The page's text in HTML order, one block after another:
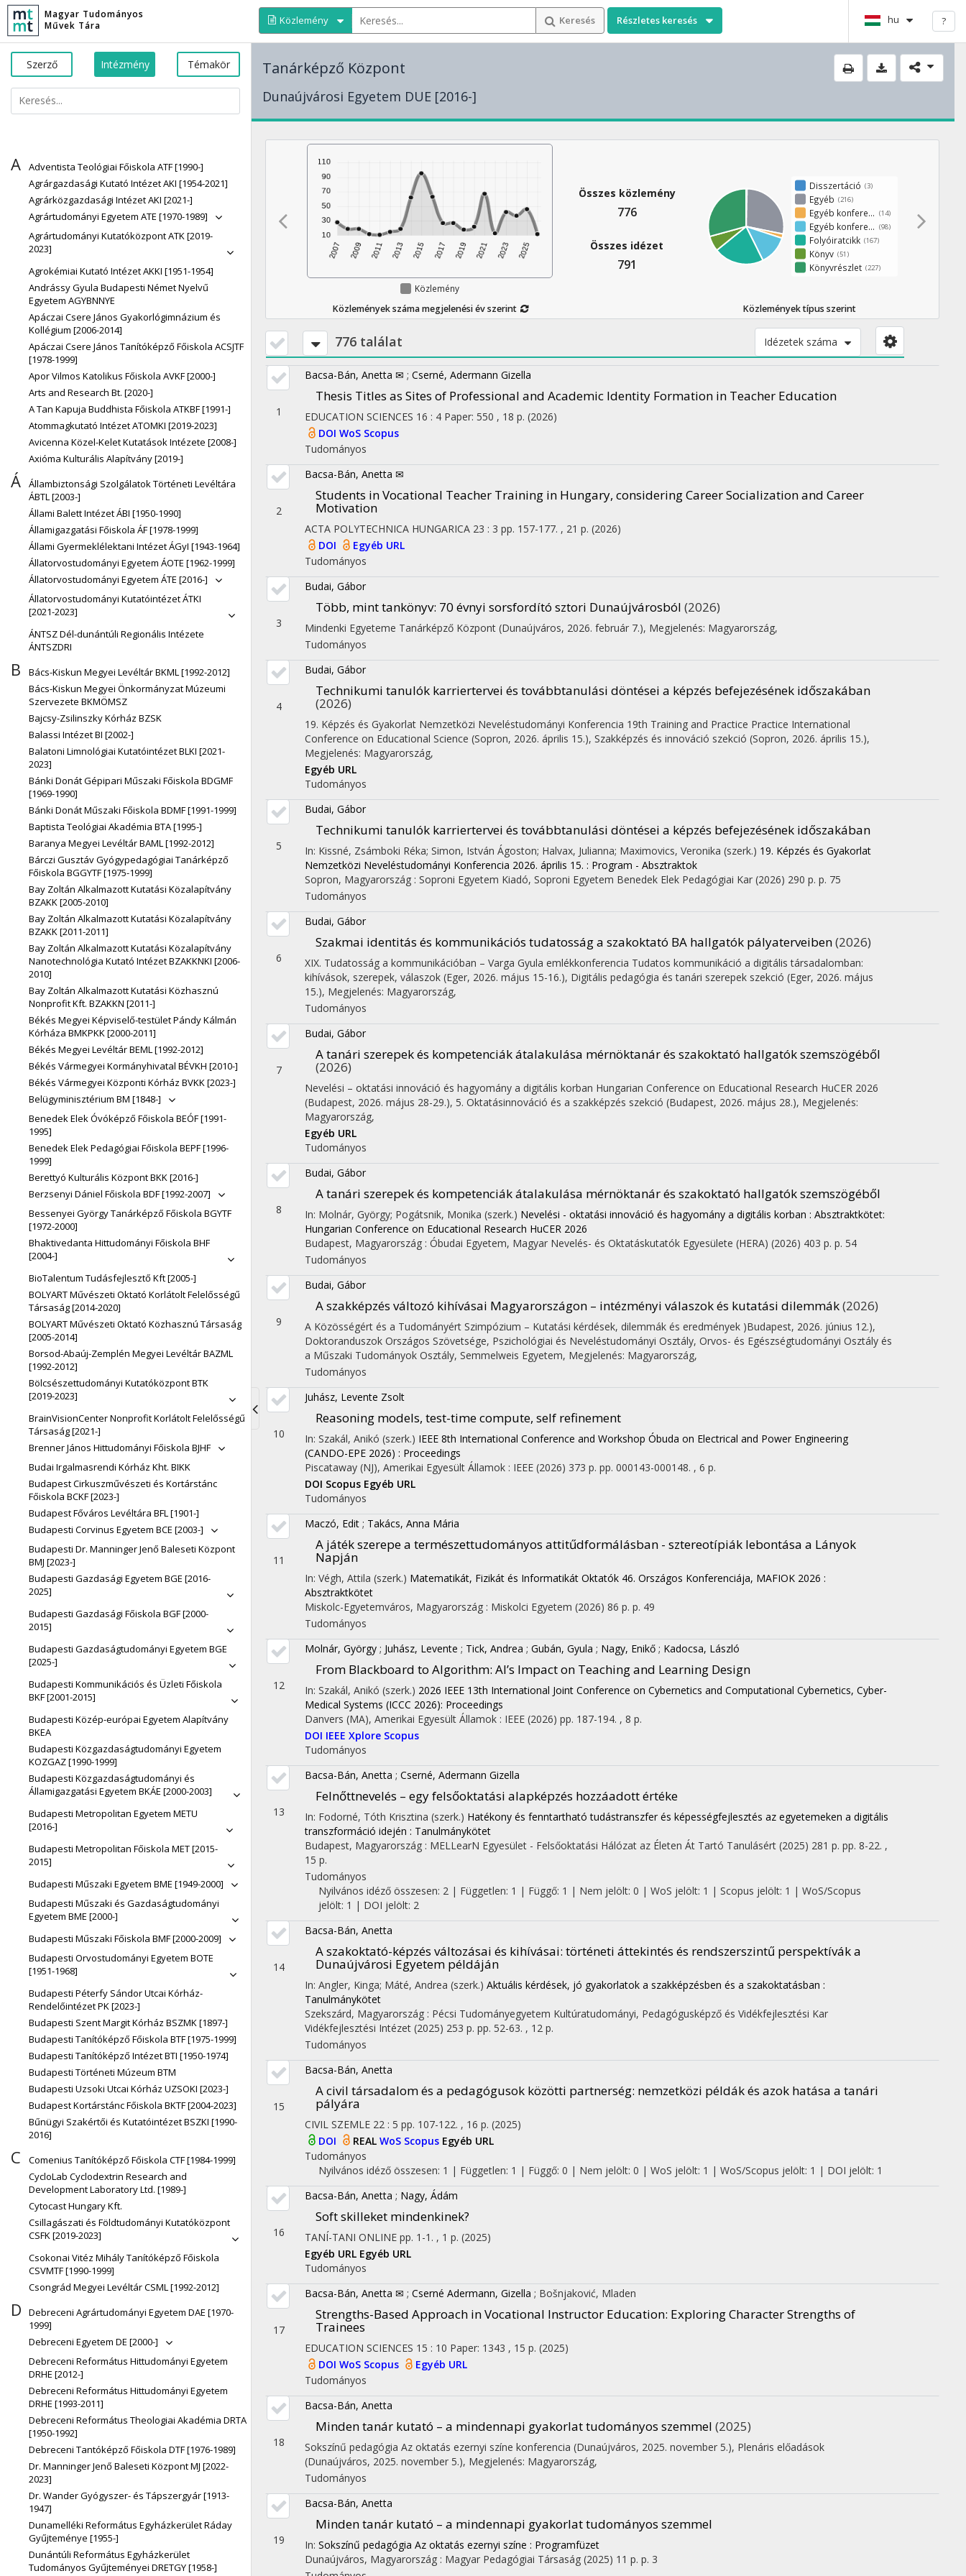
Toggle
navigation
Magyar Tudományos
Művek Tára
Közlemény Keresés Részletes keresés hu ?
Szerző Intézmény Témakör
A
Adventista Teológiai Főiskola ATF [1990-]
Agrárgazdasági Kutató Intézet AKI [1954-2021]
Agrárközgazdasági Intézet AKI [2021-]
Agrártudományi Egyetem ATE [1970-1989]
Agrártudományi Kutatóközpont ATK [2019-
2023]
Agrokémiai Kutató Intézet AKKI [1951-1954]
Andrássy Gyula Budapesti Német Nyelvű
Egyetem AGYBNNYE
Apáczai Csere János Gyakorlógimnázium és
Kollégium [2006-2014]
Apáczai Csere János Tanítóképző Főiskola ACSJTF
[1978-1999]
Apor Vilmos Katolikus Főiskola AVKF [2000-]
Arts and Research Bt. [2020-]
A Tan Kapuja Buddhista Főiskola ATKBF [1991-]
Atommagkutató Intézet ATOMKI [2019-2023]
Avicenna Közel-Kelet Kutatások Intézete [2008-]
Axióma Kulturális Alapítvány [2019-]
Á
Állambiztonsági Szolgálatok Történeti Levéltára
ÁBTL [2003-]
Állami Balett Intézet ÁBI [1950-1990]
Államigazgatási Főiskola ÁF [1978-1999]
Állami Gyermeklélektani Intézet ÁGyI [1943-1964]
Állatorvostudományi Egyetem ÁOTE [1962-1999]
Állatorvostudományi Egyetem ÁTE [2016-]
Állatorvostudományi Kutatóintézet ÁTKI
[2021-2023]
ÁNTSZ Dél-dunántúli Regionális Intézete
ÁNTSZDRI
B
Bács-Kiskun Megyei Levéltár BKML [1992-2012]
Bács-Kiskun Megyei Önkormányzat Múzeumi
Szervezete BKMÖMSZ
Bajcsy-Zsilinszky Kórház BZSK
Balassi Intézet BI [2002-]
Balatoni Limnológiai Kutatóintézet BLKI [2021-
2023]
Bánki Donát Gépipari Műszaki Főiskola BDGMF
[1969-1990]
Bánki Donát Műszaki Főiskola BDMF [1991-1999]
Baptista Teológiai Akadémia BTA [1995-]
Baranya Megyei Levéltár BAML [1992-2012]
Bárczi Gusztáv Gyógypedagógiai Tanárképző
Főiskola BGGYTF [1975-1999]
Bay Zoltán Alkalmazott Kutatási Közalapítvány
BZAKK [2005-2010]
Bay Zoltán Alkalmazott Kutatási Közalapítvány
BZAKK [2011-2011]
Bay Zoltán Alkalmazott Kutatási Közalapítvány
Nanotechnológia Kutató Intézet BZAKKNKI [2006-
2010]
Bay Zoltán Alkalmazott Kutatási Közhasznú
Nonprofit Kft. BZAKKN [2011-]
Békés Megyei Képviselő-testület Pándy Kálmán
Kórháza BMKPKK [2000-2011]
Békés Megyei Levéltár BEML [1992-2012]
Békés Vármegyei Kormányhivatal BÉVKH [2010-]
Békés Vármegyei Központi Kórház BVKK [2023-]
Belügyminisztérium BM [1848-]
Benedek Elek Óvóképző Főiskola BEÓF [1991-
1995]
Benedek Elek Pedagógiai Főiskola BEPF [1996-
1999]
Berettyó Kulturális Központ BKK [2016-]
Berzsenyi Dániel Főiskola BDF [1992-2007]
Bessenyei György Tanárképző Főiskola BGYTF
[1972-2000]
Bhaktivedanta Hittudományi Főiskola BHF
[2004-]
BioTalentum Tudásfejlesztő Kft [2005-]
BOLYART Művészeti Oktató Korlátolt Felelősségű
Társaság [2014-2020]
BOLYART Művészeti Oktató Közhasznú Társaság
[2005-2014]
Borsod-Abaúj-Zemplén Megyei Levéltár BAZML
[1992-2012]
Bölcsészettudományi Kutatóközpont BTK
[2019-2023]
BrainVisionCenter Nonprofit Korlátolt Felelősségű
Társaság [2021-]
Brenner János Hittudományi Főiskola BJHF
Budai Irgalmasrendi Kórház Kht. BIKK
Budapest Cirkuszművészeti és Kortárstánc
Főiskola BCKF [2023-]
Budapest Főváros Levéltára BFL [1901-]
Budapesti Corvinus Egyetem BCE [2003-]
Budapesti Dr. Manninger Jenő Baleseti Központ
BMJ [2023-]
Budapesti Gazdasági Egyetem BGE [2016-
2025]
Budapesti Gazdasági Főiskola BGF [2000-
2015]
Budapesti Gazdaságtudományi Egyetem BGE
[2025-]
Budapesti Kommunikációs és Üzleti Főiskola
BKF [2001-2015]
Budapesti Közép-európai Egyetem Alapítvány
BKEA
Budapesti Közgazdaságtudományi Egyetem
KOZGAZ [1990-1999]
Budapesti Közgazdaságtudományi és
Államigazgatási Egyetem BKÁE [2000-2003]
Budapesti Metropolitan Egyetem METU
[2016-]
Budapesti Metropolitan Főiskola MET [2015-
2015]
Budapesti Műszaki Egyetem BME [1949-2000]
Budapesti Műszaki és Gazdaságtudományi
Egyetem BME [2000-]
Budapesti Műszaki Főiskola BMF [2000-2009]
Budapesti Orvostudományi Egyetem BOTE
[1951-1968]
Budapesti Péterfy Sándor Utcai Kórház-
Rendelőintézet PK [2023-]
Budapesti Szent Margit Kórház BSZMK [1897-]
Budapesti Tanítóképző Főiskola BTF [1975-1999]
Budapesti Tanítóképző Intézet BTI [1950-1974]
Budapesti Történeti Múzeum BTM
Budapesti Uzsoki Utcai Kórház UZSOKI [2023-]
Budapest Kortárstánc Főiskola BKTF [2004-2023]
Bűnügyi Szakértői és Kutatóintézet BSZKI [1990-
2016]
C
Comenius Tanítóképző Főiskola CTF [1984-1999]
CycloLab Cyclodextrin Research and
Development Laboratory Ltd. [1989-]
Cytocast Hungary Kft.
Csillagászati és Földtudományi Kutatóközpont
CSFK [2019-2023]
Csokonai Vitéz Mihály Tanítóképző Főiskola
CSVMTF [1990-1999]
Csongrád Megyei Levéltár CSML [1992-2012]
D
Debreceni Agrártudományi Egyetem DAE [1970-
1999]
Debreceni Egyetem DE [2000-]
Debreceni Református Hittudományi Egyetem
DRHE [2012-]
Debreceni Református Hittudományi Egyetem
DRHE [1993-2011]
Debreceni Református Theologiai Akadémia DRTA
[1950-1992]
Debreceni Tantóképző Főiskola DTF [1976-1989]
Dr. Manninger Jenő Baleseti Központ MJ [2022-
2023]
Dr. Wander Gyógyszer- és Tápszergyár [1913-
1947]
Dunamelléki Református Egyházkerület Ráday
Gyűjteménye [1955-]
Dunántúli Református Egyházkerület
Tudományos Gyűjteményei DRETGY [1958-]
Tanárképző Központ
Dunaújvárosi Egyetem DUE [2016-]
Közlemény
Közlemények száma megjelenési év szerint
Összes közlemény
776
Összes idézet
791
Disszertáció (3)
Egyéb (216)
(14)
(98)
Folyóiratcikk (167)
Könyv (51)
Könyvrészlet (227)
Közlemények típus szerint
776 találat Idézetek száma
1
Bacsa-Bán, Anetta ✉ ; Cserné, Adermann Gizella
Thesis Titles as Sites of Professional and Academic Identity Formation in Teacher Education
EDUCATION SCIENCES 16 : 4 Paper: 550 , 18 p. (2026)
DOI WoS Scopus
Tudományos
2
Bacsa-Bán, Anetta ✉
Students in Vocational Teacher Training in Hungary, considering Career Socialization and Career
Motivation
ACTA POLYTECHNICA HUNGARICA 23 : 3 pp. 157-177. , 21 p. (2026)
DOI
Egyéb URL
Tudományos
3
Budai, Gábor
Több, mint tankönyv: 70 évnyi sorsfordító sztori Dunaújvárosból (2026)
Mindenki Egyeteme Tanárképző Központ (Dunaújváros, 2026. február 7.), Megjelenés: Magyarország,
Tudományos
4
Budai, Gábor
Technikumi tanulók karriertervei és továbbtanulási döntései a képzés befejezésének időszakában
(2026)
19. Képzés és Gyakorlat Nemzetközi Neveléstudományi Konferencia 19th Training and Practice Practice International
Conference on Educational Science (Sopron, 2026. április 15.), Szakképzés és innováció szekció (Sopron, 2026. április 15.),
Megjelenés: Magyarország,
Egyéb URL
Tudományos
5
Budai, Gábor
Technikumi tanulók karriertervei és továbbtanulási döntései a képzés befejezésének időszakában
In: Kissné, Zsámboki Réka; Simon, István Ágoston; Halvax, Julianna; Maximovics, Veronika (szerk.) 19. Képzés és Gyakorlat
Nemzetközi Neveléstudományi Konferencia 2026. április 15. : Program - Absztraktok
Sopron, Magyarország : Soproni Egyetem Kiadó, Soproni Egyetem Benedek Elek Pedagógiai Kar (2026) 290 p. p. 75
Tudományos
6
Budai, Gábor
Szakmai identitás és kommunikációs tudatosság a szakoktató BA hallgatók pályaterveiben(2026)
XIX. Tudatosság a kommunikációban – Varga Gyula emlékkonferencia Tudatos kommunikáció a digitális társadalomban:
kihívások, szerepek, válaszok (Eger, 2026. május 15-16.), Digitális pedagógia és tanári szerepek szekció (Eger, 2026. május
15.), Megjelenés: Magyarország,
Tudományos
7
Budai, Gábor
A tanári szerepek és kompetenciák átalakulása mérnöktanár és szakoktató hallgatók szemszögéből
(2026)
Nevelési – oktatási innováció és hagyomány a digitális korban Hungarian Conference on Educational Research HuCER 2026
(Budapest, 2026. május 28-29.), 5. Oktatásinnováció és a szakképzés szekció (Budapest, 2026. május 28.), Megjelenés:
Magyarország,
Egyéb URL
Tudományos
8
Budai, Gábor
A tanári szerepek és kompetenciák átalakulása mérnöktanár és szakoktató hallgatók szemszögéből
In: Molnár, György; Pogátsnik, Monika (szerk.) Nevelési - oktatási innováció és hagyomány a digitális korban : Absztraktkötet:
Hungarian Conference on Educational Research HuCER 2026
Budapest, Magyarország : Óbudai Egyetem, Magyar Nevelés- és Oktatáskutatók Egyesülete (HERA) (2026) 403 p. p. 54
Tudományos
9
Budai, Gábor
A szakképzés változó kihívásai Magyarországon – intézményi válaszok és kutatási dilemmák(2026)
A Közösségért és a Tudományért Szimpózium – Kutatási kérdések, dilemmák és eredmények )Budapest, 2026. június 12.),
Doktoranduszok Országos Szövetsége, Pszichológiai és Neveléstudományi Osztály, Orvos- és Egészségtudományi Osztály és
a Műszaki Tudományok Osztály, Semmelweis Egyetem, Megjelenés: Magyarország,
Tudományos
10
Juhász, Levente Zsolt
Reasoning models, test-time compute, self refinement
In: Szakál, Anikó (szerk.) IEEE 8th International Conference and Workshop Óbuda on Electrical and Power Engineering
(CANDO-EPE 2026) : Proceedings
Piscataway (NJ), Amerikai Egyesült Államok : IEEE (2026) 373 p. pp. 000143-000148. , 6 p.
DOI Scopus Egyéb URL
Tudományos
11
Maczó, Edit ; Takács, Anna Mária
A játék szerepe a természettudományos attitűdformálásban - sztereotípiák lebontása a Lányok
Napján
In: Végh, Attila (szerk.) Matematikát, Fizikát és Informatikát Oktatók 46. Országos Konferenciája, MAFIOK 2026 :
Absztraktkötet
Miskolc-Egyetemváros, Magyarország : Miskolci Egyetem (2026) 86 p. p. 49
Tudományos
12
Molnár, György ; Juhász, Levente ; Tick, Andrea ; Gubán, Gyula ; Nagy, Enikő ; Kadocsa, László
From Blackboard to Algorithm: AI’s Impact on Teaching and Learning Design
In: Szakál, Anikó (szerk.) 2026 IEEE 13th International Joint Conference on Cybernetics and Computational Cybernetics, Cyber-
Medical Systems (ICCC 2026): Proceedings
Danvers (MA), Amerikai Egyesült Államok : IEEE (2026) pp. 187-194. , 8 p.
DOI IEEE Xplore Scopus
Tudományos
13
Bacsa-Bán, Anetta ; Cserné, Adermann Gizella
Felnőttnevelés – egy felsőoktatási alapképzés hozzáadott értéke
In: Fodorné, Tóth Krisztina (szerk.) Hatékony és fenntartható tudástranszfer és képességfejlesztés az egyetemeken a digitális
transzformáció idején : Tanulmánykötet
Budapest, Magyarország : MELLearN Egyesület - Felsőoktatási Hálózat az Életen Át Tartó Tanulásért (2025) 281 p. pp. 8-22. ,
15 p.
Tudományos
Nyilvános idéző összesen: 2 | Független: 1 | Függő: 1 | Nem jelölt: 0 | WoS jelölt: 1 | Scopus jelölt: 1 | WoS/Scopus
jelölt: 1 | DOI jelölt: 2
14
Bacsa-Bán, Anetta
A szakoktató-képzés változásai és kihívásai: történeti áttekintés és rendszerszintű perspektívák a
Dunaújvárosi Egyetem példáján
In: Angler, Kinga; Máté, Andrea (szerk.) Aktuális kérdések, jó gyakorlatok a szakképzésben és a szakoktatásban :
Tanulmánykötet
Szekszárd, Magyarország : Pécsi Tudományegyetem Kultúratudományi, Pedagógusképző és Vidékfejlesztési Kar
Vidékfejlesztési Intézet (2025) 253 p. pp. 52-63. , 12 p.
Tudományos
15
Bacsa-Bán, Anetta
A civil társadalom és a pedagógusok közötti partnerség: nemzetközi példák és azok hatása a tanári
pályára
CIVIL SZEMLE 22 : 5 pp. 107-122. , 16 p. (2025)
DOI
REAL WoS Scopus Egyéb URL
Tudományos
Nyilvános idéző összesen: 1 | Független: 1 | Függő: 0 | Nem jelölt: 0 | WoS jelölt: 1 | WoS/Scopus jelölt: 1 | DOI jelölt: 1
16
Bacsa-Bán, Anetta ; Nagy, Ádám
Soft skilleket mindenkinek?
TANÍ-TANI ONLINE pp. 1-1. , 1 p. (2025)
Egyéb URL Egyéb URL
Tudományos
17
Bacsa-Bán, Anetta ✉ ; Cserné Adermann, Gizella ; Bošnjaković, Mladen
Strengths-Based Approach in Vocational Instructor Education: Exploring Character Strengths of
Trainees
EDUCATION SCIENCES 15 : 10 Paper: 1343 , 15 p. (2025)
DOI WoS Scopus
Egyéb URL
Tudományos
18
Bacsa-Bán, Anetta
Minden tanár kutató – a mindennapi gyakorlat tudományos szemmel (2025)
Sokszínű pedagógia Az oktatás ezernyi színe konferencia (Dunaújváros, 2025. november 5.), Plenáris előadások
(Dunaújváros, 2025. november 5.), Megjelenés: Magyarország,
Tudományos
19
Bacsa-Bán, Anetta
Minden tanár kutató – a mindennapi gyakorlat tudományos szemmel
In: Sokszínű pedagógia Az oktatás ezernyi színe : Programfüzet
Dunaújváros, Magyarország : Magyar Pedagógiai Társaság (2025) 11 p. p. 3